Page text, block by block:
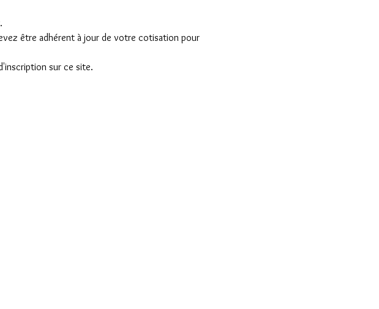
être adhérent à jour de votre cotisation pour
sur ce site.